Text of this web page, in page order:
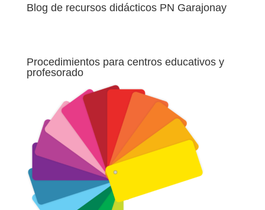
Blog de recursos didácticos PN Garajonay
Procedimientos para centros educativos y
profesorado